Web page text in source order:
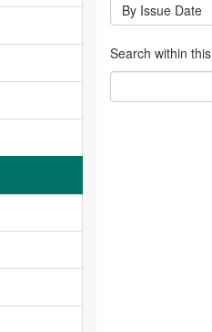
By Issue Date
Search within